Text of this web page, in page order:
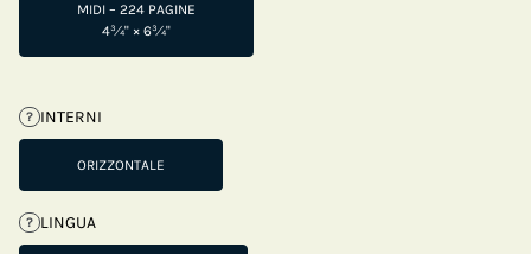
MIDI – 224 PAGINE
4¾" × 6¾"
? INTERNI
ORIZZONTALE
? LINGUA